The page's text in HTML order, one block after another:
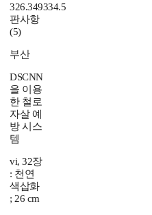
326.349334.5
판사항
(5)
부산
DSCNN
을 이용
한 철로
자살 예
방 시스
템
vi, 32장
: 천연
색삽화
; 26 cm